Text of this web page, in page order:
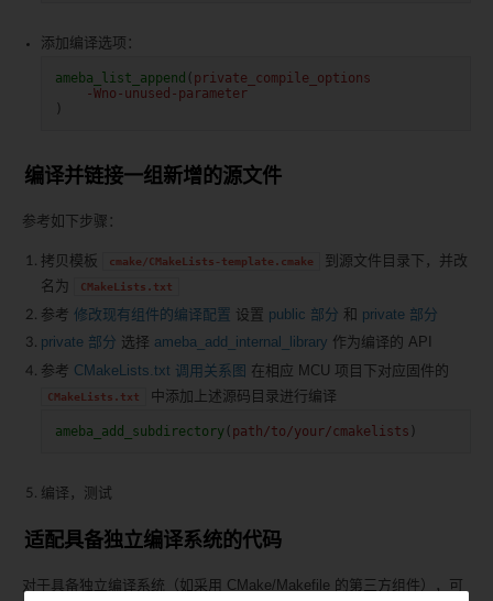
添加编译选项：
ameba_list_append ( private_compile_options
-Wno-unused-parameter
)
编译并链接一组新增的源文件
参考如下步骤：
拷贝模板 cmake/CMakeLists-template.cmake
到源文件目录下，并改
名为
CMakeLists.txt
参考 修改现有组件的编译配置 设置 public 部分 和 private 部分
private 部分 选择 ameba_add_internal_library 作为编译的 API
参考 CMakeLists.txt 调用关系图 在相应 MCU 项目下对应固件的
CMakeLists.txt 中添加上述源码目录进行编译
ameba_add_subdirectory path/to/your/cmakelists )
编译，测试
适配具备独立编译系统的代码
对于具备独立编译系统（如采用 CMake/Makefile 的第三方组件），可